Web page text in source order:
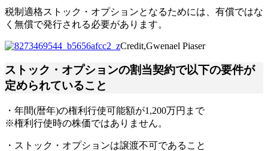
税制適格ストック・オプションとなるためには、有償ではな
く無償で発行される必要があります。
Credit,Gwenael Piaser
ストック・オプションの割当契約で以下の要件が
定められていること
・年間(暦年)の権利行使可能額が1,200万円まで
※権利行使時の株価ではありません。
・ストック・オプションは譲渡不可であること